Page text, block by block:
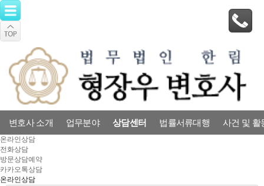
변호사 소개 업무분야 상담센터 법률서류대행 사건 및 활
온라인상담
전화상담
방문상담예약
카카오톡상담
온라인상담